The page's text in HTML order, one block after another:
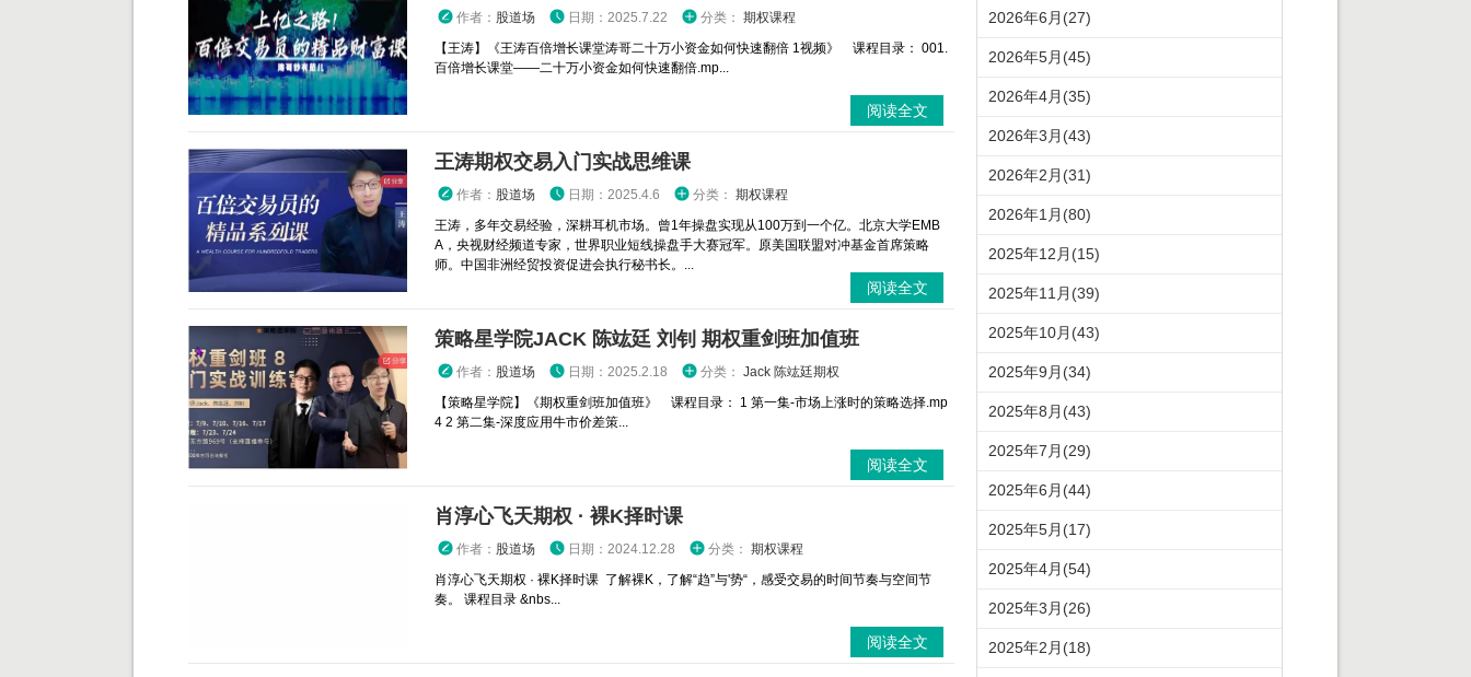
作者： 股道场 日期：2025.7.22 分类： 期权课程
【王涛】《王涛百倍增长课堂涛哥二十万小资金如何快速翻倍 1视频》 课程目录： 001.
百倍增长课堂——二十万小资金如何快速翻倍.mp...
阅读全文
王涛期权交易入门实战思维课
作者： 股道场 日期：2025.4.6 分类： 期权课程
王涛，多年交易经验，深耕耳机市场。曾1年操盘实现从100万到一个亿。北京大学EMB
A，央视财经频道专家，世界职业短线操盘手大赛冠军。原美国联盟对冲基金首席策略
师。中国非洲经贸投资促进会执行秘书长。...
阅读全文
策略星学院JACK 陈竑廷 刘钊 期权重剑班加值班
作者： 股道场 日期：2025.2.18 分类： Jack 陈竑廷期权
【策略星学院】《期权重剑班加值班》 课程目录： 1 第一集-市场上涨时的策略选择.mp
4 2 第二集-深度应用牛市价差策...
阅读全文
肖淳心飞天期权 · 裸K择时课
作者： 股道场 日期：2024.12.28 分类： 期权课程
肖淳心飞天期权 · 裸K择时课 了解裸K，了解“趋”与'势“，感受交易的时间节奏与空间节
奏。 课程目录 &nbs...
阅读全文
2026年6月(27)
2026年5月(45)
2026年4月(35)
2026年3月(43)
2026年2月(31)
2026年1月(80)
2025年12月(15)
2025年11月(39)
2025年10月(43)
2025年9月(34)
2025年8月(43)
2025年7月(29)
2025年6月(44)
2025年5月(17)
2025年4月(54)
2025年3月(26)
2025年2月(18)